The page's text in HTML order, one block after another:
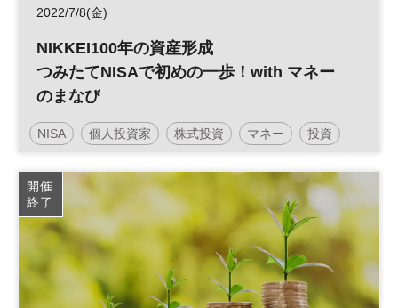
2022/7/8(金)
NIKKEI100年の資産形成
つみたてNISAで初めの一歩！with マネー
のまなび
NISA 個人投資家 株式投資 マネー 投資
資産形成 人生100年
参加無料
開催
終了